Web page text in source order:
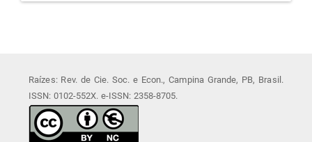
Raízes: Rev. de Cie. Soc. e Econ., Campina Grande, PB, Brasil.
ISSN: 0102-552X. e-ISSN: 2358-8705.